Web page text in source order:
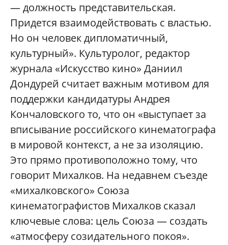
— должность представительская.
Придется взаимодействовать с властью.
Но он человек дипломатичный,
культурный». Культуролог, редактор
журнала «Искусство кино» Даниил
Дондурей считает важным мотивом для
поддержки кандидатуры Андрея
Кончаловского то, что он «выступает за
вписывание российского кинематографа
в мировой контекст, а не за изоляцию.
Это прямо противоположно тому, что
говорит Михалков. На недавнем съезде
«михалковского» Союза
кинематографистов Михалков сказал
ключевые слова: цель Союза — создать
«атмосферу созидательного покоя».